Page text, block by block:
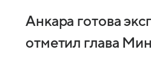
Анкара готова
отметил глава